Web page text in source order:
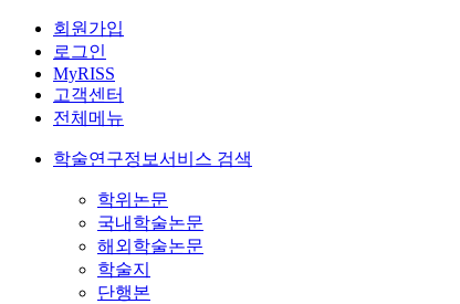
회원가입
로그인
MyRISS
고객센터
전체메뉴
학술연구정보서비스 검색
학위논문
국내학술논문
해외학술논문
학술지
단행본